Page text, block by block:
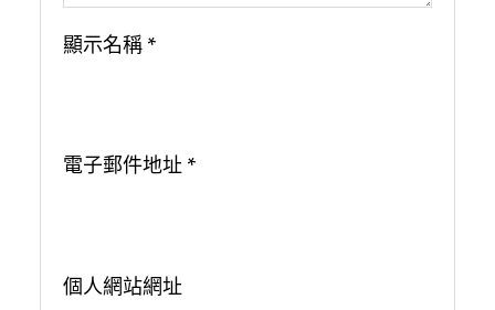
顯示名稱 *
電子郵件地址 *
個人網站網址